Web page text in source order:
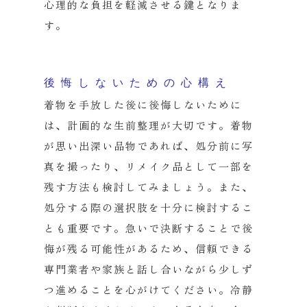
心理的な負担を軽減させる鍵となりま
す。
後悔しないための心構え
着物を手放した後に後悔しないために
は、 計画的な生前整理が大切です。着物
が思い出深い品物であれば、 処分前に写
真を撮ったり、
リメイク品として一部を
残す方法も検討してみましょう。また、
処分する際の選択肢を十分に検討するこ
とも重要です。 急いで決断することで後
悔が残る可能性があるため、 信頼できる
専門業者や家族と話し合いながら少しず
つ進めることを心がけてください。冷静